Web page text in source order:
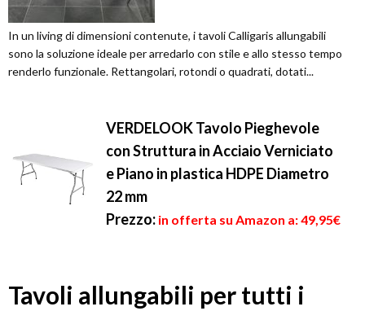
In un living di dimensioni contenute, i tavoli Calligaris allungabili
sono la soluzione ideale per arredarlo con stile e allo stesso tempo
renderlo funzionale. Rettangolari, rotondi o quadrati, dotati...
VERDELOOK Tavolo Pieghevole
con Struttura in Acciaio Verniciato
e Piano in plastica HDPE Diametro
22 mm
Prezzo: in offerta su Amazon a: 49,95€
Tavoli allungabili per tutti i